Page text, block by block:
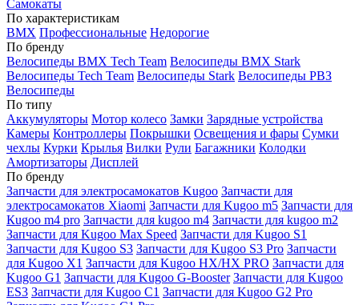
Самокаты
По характеристикам
BMX Профессиональные Недорогие
По бренду
Велосипеды BMX Tech Team Велосипеды BMX Stark
Велосипеды Tech Team Велосипеды Stark Велосипеды РВЗ
Велосипеды
По типу
Аккумуляторы Мотор колесо Замки Зарядные устройства
Камеры Контроллеры Покрышки Освещения и фары Сумки
чехлы Курки Крылья Вилки Рули Багажники Колодки
Амортизаторы Дисплей
По бренду
Запчасти для электросамокатов Kugoo Запчасти для
электросамокатов Xiaomi Запчасти для Kugoo m5 Запчасти для
Кugoo m4 pro Запчасти для kugoo m4 Запчасти для kugoo m2
Запчасти для Kugoo Max Speed Запчасти для Kugoo S1
Запчасти для Kugoo S3 Запчасти для Kugoo S3 Pro Запчасти
для Kugoo X1 Запчасти для Kugoo HX/HX PRO Запчасти для
Kugoo G1 Запчасти для Kugoo G-Booster Запчасти для Kugoo
ES3 Запчасти для Kugoo C1 Запчасти для Kugoo G2 Pro